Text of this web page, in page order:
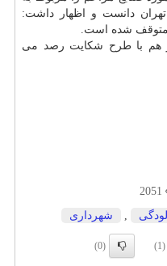
دانست و اظهار داشت:
هم با طرح شکایت رصد می
آلودگی , شهرداری
(1)
(0)